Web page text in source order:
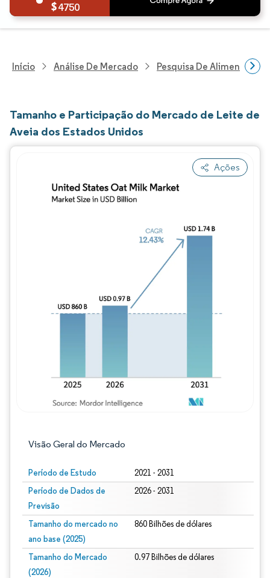
4750
Início Análise De Mercado Pesquisa De Alimentos E
Tamanho e Participação do Mercado de Leite de
Aveia dos Estados Unidos
Ações
Visão Geral do Mercado
Período de Estudo 2021 - 2031
Período de Dados de
Previsão
2026 - 2031
Tamanho do mercado no
ano base (2025)
860 Bilhões de dólares
Tamanho do Mercado
(2026)
0.97 Bilhões de dólares
Imagem © Mordor Intelligence. O reuso